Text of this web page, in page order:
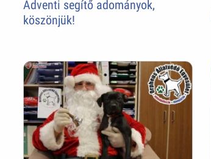
Adventi segítő adományok,
köszönjük!